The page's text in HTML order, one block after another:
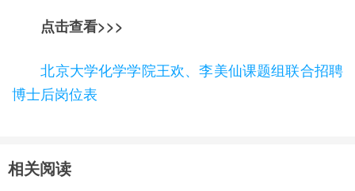
点击查看>>>
北京大学化学学院王欢、李美仙课题组联合招聘
博士后岗位表
相关阅读